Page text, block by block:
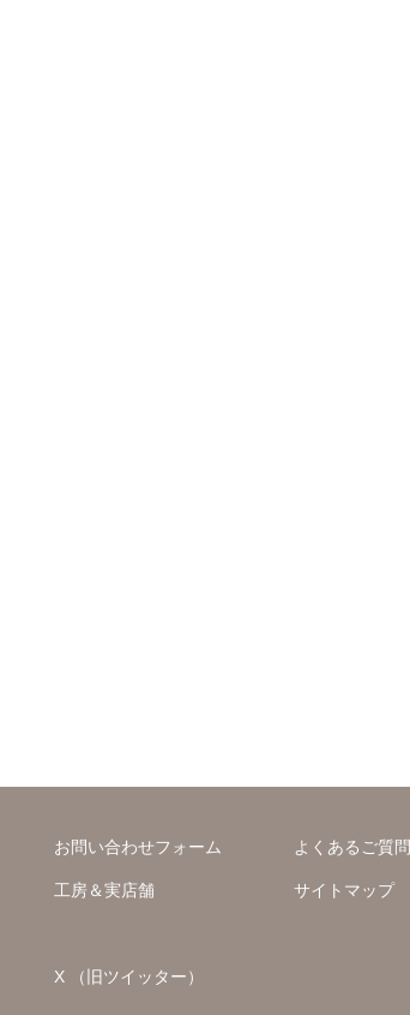
お問い合わせフォーム よくあるご質問
工房＆実店舗 サイトマップ
X （旧ツイッター）